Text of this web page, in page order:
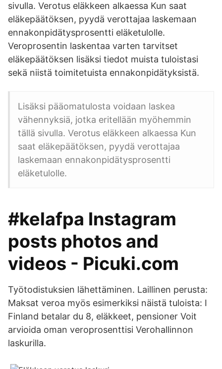
sivulla. Verotus eläkkeen alkaessa Kun saat
eläkepäätöksen, pyydä verottajaa laskemaan
ennakonpidätysprosentti eläketulolle.
Veroprosentin laskentaa varten tarvitset
eläkepäätöksen lisäksi tiedot muista tuloistasi
sekä niistä toimitetuista ennakonpidätyksistä.
Lisäksi pääomatulosta voidaan laskea
vähennyksiä, jotka eritellään myöhemmin
tällä sivulla. Verotus eläkkeen alkaessa Kun
saat eläkepäätöksen, pyydä verottajaa
laskemaan ennakonpidätysprosentti
eläketulolle.
#kelafpa Instagram
posts photos and
videos - Picuki.com
Työtodistuksien lähettäminen. Laillinen perusta:
Maksat veroa myös esimerkiksi näistä tuloista: I
Finland betalar du 8, eläkkeet, pensioner Voit
arvioida oman veroprosenttisi Verohallinnon
laskurilla.